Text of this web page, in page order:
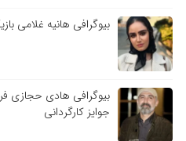
بیوگرافی هانیه غلامی
بیوگرافی هادی حجازی
جوایز کارگردانی